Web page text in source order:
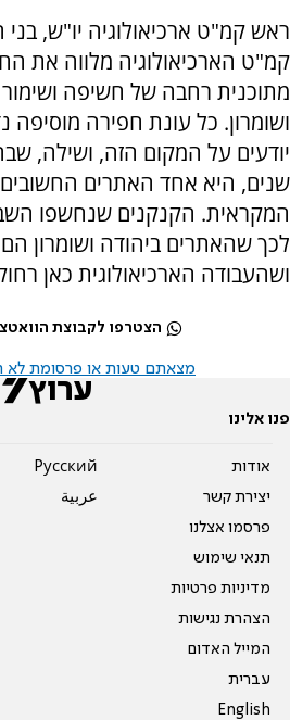
ראש קמ"ט ארכיאולוגיה יו"ש,
קמ"ט הארכיאולוגיה מלווה את
מתוכנית רחבה של חשיפה
ושומרון. כל עונת חפירה
יודעים על המקום הזה, ושילה,
שנים, היא אחד האתרים החשובים
המקראית. הקנקנים שנחשפו
לכך שהאתרים ביהודה ושומרון
ושהעבודה הארכיאולוגית כאן
הצטרפו לקבוצת
מצאתם טעות או פרסומת לא
פנו אלינו
אודות
יצירת קשר
פרסמו אצלנו
תנאי שימוש
מדיניות פרטיות
הצהרת נגישות
המייל האדום
עברית
English
Pусский
عربية